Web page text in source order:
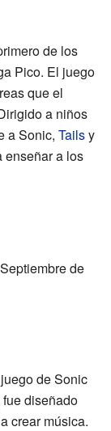
de los
Pico. El juego
que el
a niños
a Sonic, Tailsy
enseñar a los
de
de Sonic
diseñado
crear música.